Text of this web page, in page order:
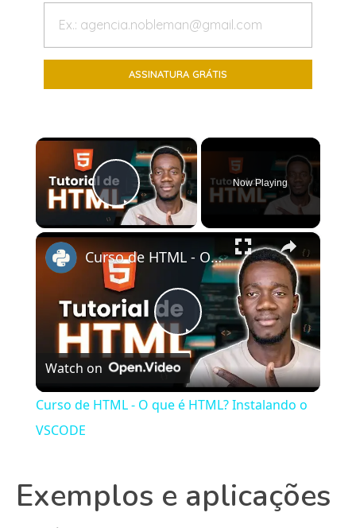
×
Play Video
Now Playing
×
Play
Video
Curso de HTML - O que é HTML? Instalando o VSCODE
Watch on
Curso de HTML - O que é HTML? Instalando o
VSCODE
Exemplos e aplicações